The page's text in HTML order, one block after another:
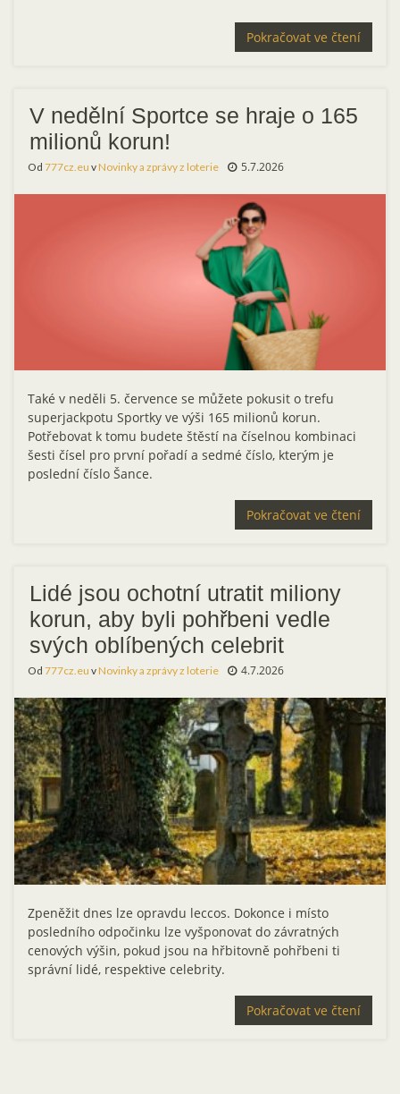
Pokračovat ve čtení
V nedělní Sportce se hraje o 165
milionů korun!
Od 777cz.eu vNovinky a zprávy z loterie 5.7.2026
Také v neděli 5. července se můžete pokusit o trefu
superjackpotu Sportky ve výši 165 milionů korun.
Potřebovat k tomu budete štěstí na číselnou kombinaci
šesti čísel pro první pořadí a sedmé číslo, kterým je
poslední číslo Šance.
Pokračovat ve čtení
Lidé jsou ochotní utratit miliony
korun, aby byli pohřbeni vedle
svých oblíbených celebrit
Od 777cz.eu vNovinky a zprávy z loterie 4.7.2026
Zpeněžit dnes lze opravdu leccos. Dokonce i místo
posledního odpočinku lze vyšponovat do závratných
cenových výšin, pokud jsou na hřbitovně pohřbeni ti
správní lidé, respektive celebrity.
Pokračovat ve čtení